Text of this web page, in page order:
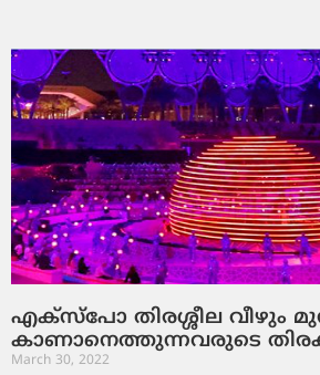
എക്‌സ്‌പോ തിരശ്ശീല വീഴും
കാണാനെത്തുന്നവരുടെ
March 30, 2022